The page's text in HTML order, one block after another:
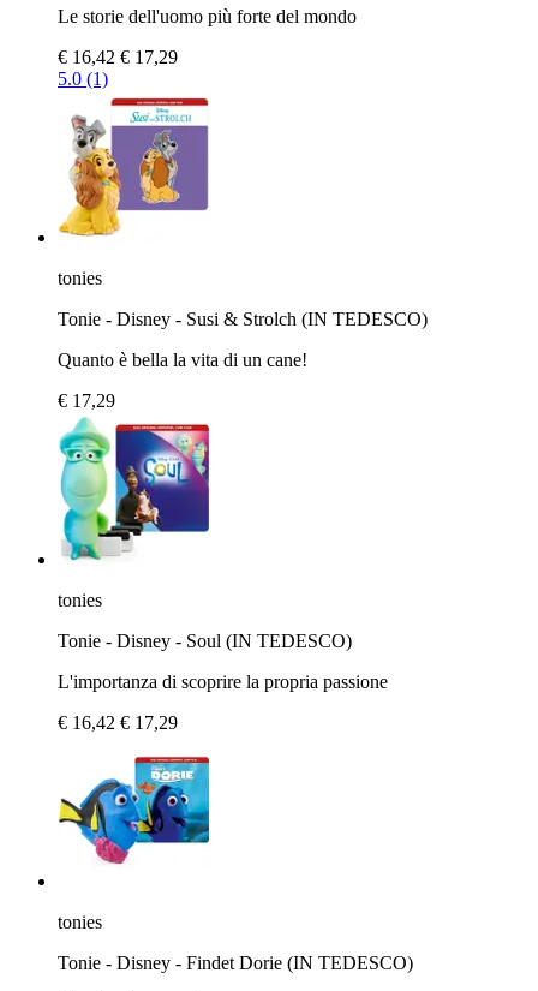
Le storie dell'uomo più forte del mondo
€ 16,42 € 17,29
5.0 (1)
tonies
Tonie - Disney - Susi & Strolch (IN TEDESCO)
Quanto è bella la vita di un cane!
€ 17,29
tonies
Tonie - Disney - Soul (IN TEDESCO)
L'importanza di scoprire la propria passione
€ 16,42 € 17,29
tonies
​Tonie - Disney - Findet Dorie (IN TEDESCO)